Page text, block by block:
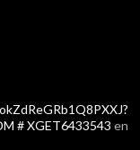
# XGET6433543 en